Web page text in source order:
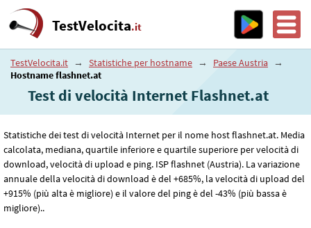
TestVelocita.it
TestVelocita.it → Statistiche per hostname → Paese Austria →
Hostname flashnet.at
Test di velocità Internet Flashnet.at
Statistiche dei test di velocità Internet per il nome host flashnet.at. Media
calcolata, mediana, quartile inferiore e quartile superiore per velocità di
download, velocità di upload e ping. ISP flashnet (Austria). La variazione
annuale della velocità di download è del +685%, la velocità di upload del
+915% (più alta è migliore) e il valore del ping è del -43% (più bassa è
migliore)..